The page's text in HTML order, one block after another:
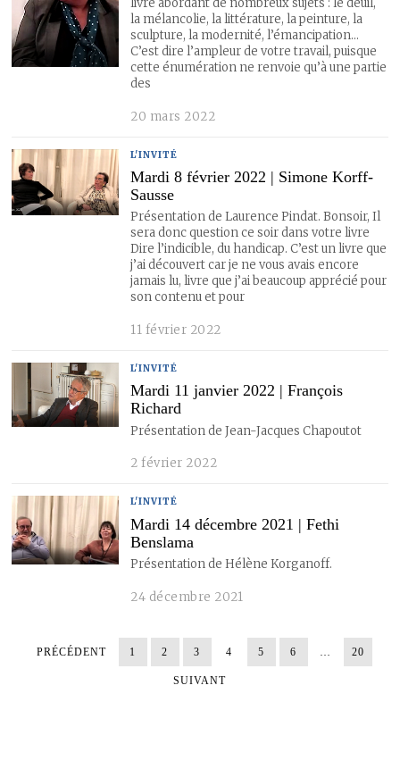
livre abordant de nombreux sujets : le deuil,
la mélancolie, la littérature, la peinture, la
sculpture, la modernité, l’émancipation…
C’est dire l’ampleur de votre travail, puisque
cette énumération ne renvoie qu’à une partie
des
20 mars 2022
L'INVITÉ
Mardi 8 février 2022 | Simone Korff-
Sausse
Présentation de Laurence Pindat. Bonsoir, Il
sera donc question ce soir dans votre livre
Dire l’indicible, du handicap. C’est un livre que
j’ai découvert car je ne vous avais encore
jamais lu, livre que j’ai beaucoup apprécié pour
son contenu et pour
11 février 2022
L'INVITÉ
Mardi 11 janvier 2022 | François
Richard
Présentation de Jean-Jacques Chapoutot
2 février 2022
L'INVITÉ
Mardi 14 décembre 2021 | Fethi
Benslama
Présentation de Hélène Korganoff.
24 décembre 2021
PRÉCÉDENT 1 2 3 4 5 6 20
SUIVANT